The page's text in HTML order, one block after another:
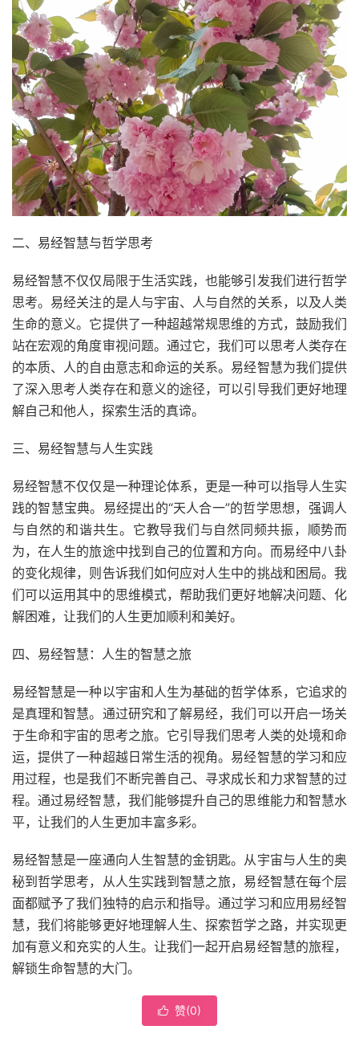
二、易经智慧与哲学思考
易经智慧不仅仅局限于生活实践，也能够引发我们进行哲学
思考。易经关注的是人与宇宙、人与自然的关系，以及人类
生命的意义。它提供了一种超越常规思维的方式，鼓励我们
站在宏观的角度审视问题。通过它，我们可以思考人类存在
的本质、人的自由意志和命运的关系。易经智慧为我们提供
了深入思考人类存在和意义的途径，可以引导我们更好地理
解自己和他人，探索生活的真谛。
三、易经智慧与人生实践
易经智慧不仅仅是一种理论体系，更是一种可以指导人生实
践的智慧宝典。易经提出的“天人合一”的哲学思想，强调人
与自然的和谐共生。它教导我们与自然同频共振，顺势而
为，在人生的旅途中找到自己的位置和方向。而易经中八卦
的变化规律，则告诉我们如何应对人生中的挑战和困局。我
们可以运用其中的思维模式，帮助我们更好地解决问题、化
解困难，让我们的人生更加顺利和美好。
四、易经智慧：人生的智慧之旅
易经智慧是一种以宇宙和人生为基础的哲学体系，它追求的
是真理和智慧。通过研究和了解易经，我们可以开启一场关
于生命和宇宙的思考之旅。它引导我们思考人类的处境和命
运，提供了一种超越日常生活的视角。易经智慧的学习和应
用过程，也是我们不断完善自己、寻求成长和力求智慧的过
程。通过易经智慧，我们能够提升自己的思维能力和智慧水
平，让我们的人生更加丰富多彩。
易经智慧是一座通向人生智慧的金钥匙。从宇宙与人生的奥
秘到哲学思考，从人生实践到智慧之旅，易经智慧在每个层
面都赋予了我们独特的启示和指导。通过学习和应用易经智
慧，我们将能够更好地理解人生、探索哲学之路，并实现更
加有意义和充实的人生。让我们一起开启易经智慧的旅程，
解锁生命智慧的大门。
 赞(0)